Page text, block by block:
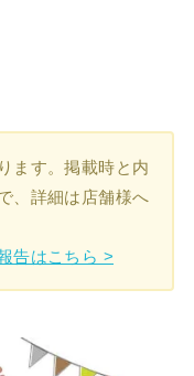
ます。掲載時と内
、詳細は店舗様へ
告はこちら >